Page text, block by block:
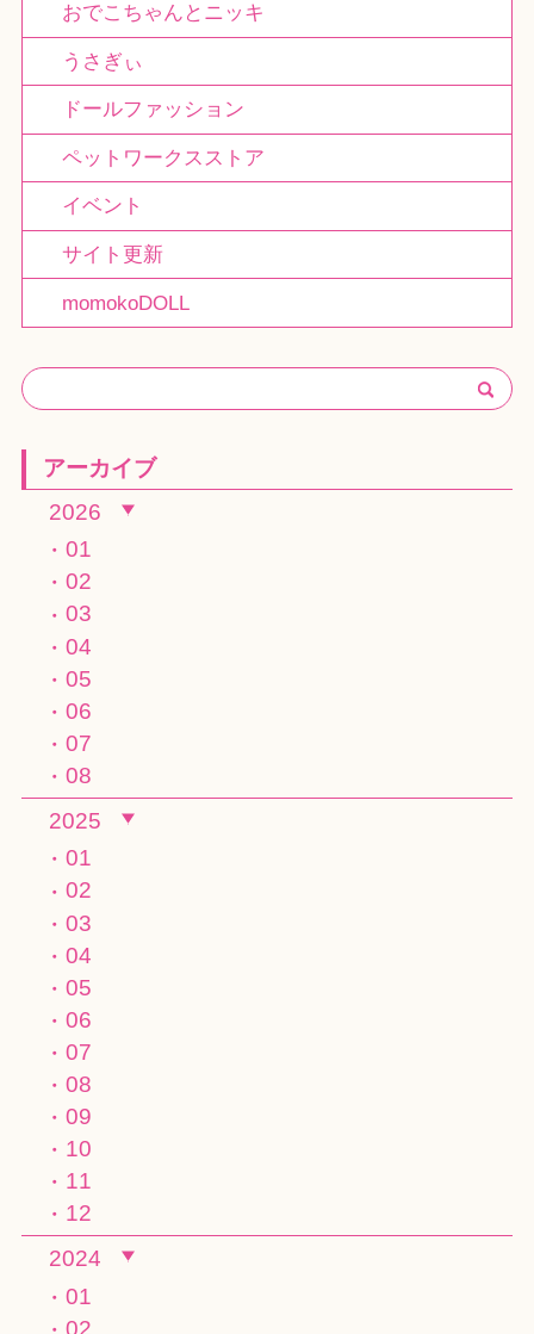
おでこちゃんとニッキ
うさぎぃ
ドールファッション
ペットワークスストア
イベント
サイト更新
momokoDOLL
アーカイブ
2026
01
02
03
04
05
06
07
08
2025
01
02
03
04
05
06
07
08
09
10
11
12
2024
01
02